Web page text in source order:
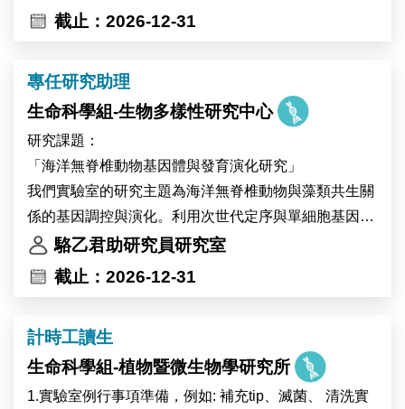
截止：2026-12-31
專任研究助理
生命科學組-生物多樣性研究中心
研究課題：
「海洋無脊椎動物基因體與發育演化研究」
我們實驗室的研究主題為海洋無脊椎動物與藻類共生關
係的基因調控與演化。利用次世代定序與單細胞基因體
技術，我們建立珊瑚與無腔蟲作為共生的模式系統並與
其他共生生物做演化發育生物學的比較研究，藉此探索
工作內容：
(1) 海洋無脊椎動物與藻類的採集和培養
駱乙君助研究員研究室
截止：2026-12-31
計時工讀生
生命科學組-植物暨微生物學研究所
1.實驗室例行事項準備，例如: 補充tip、滅菌、 清洗實